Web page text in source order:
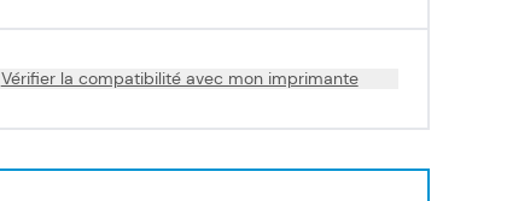
Vérifier la compatibilité avec mon imprimante